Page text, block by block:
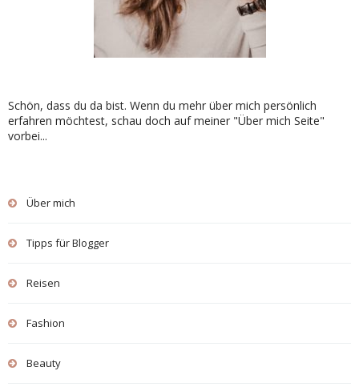
Schön, dass du da bist. Wenn du mehr über mich persönlich
erfahren möchtest, schau doch auf meiner "Über mich Seite"
vorbei...
Über mich
Tipps für Blogger
Reisen
Fashion
Beauty